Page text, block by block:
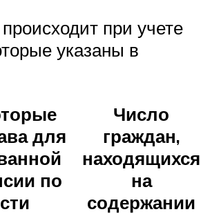
при учете
указаны в
для
по
Число
граждан,
находящихся
на
содержании